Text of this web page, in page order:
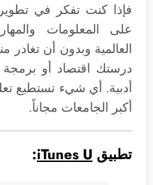
فإذا كنت تفكر في
على المعلومات
العالمية وبدون أن
درستك اقتصاد أو برمجة
أدبية. أي شيء تستطيع
أكبر الجامعات مجاناً.
تطبيق iTunes U
: